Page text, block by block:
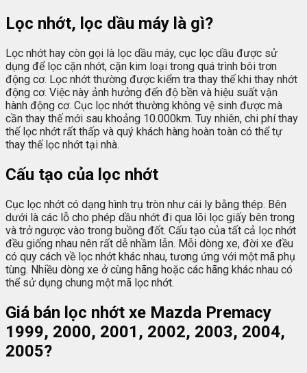
Lọc nhớt, lọc dầu máy là gì?
Lọc nhớt hay còn gọi là lọc dầu máy, cục lọc dầu được sử
dụng để lọc cặn nhớt, cặn kim loại trong quá trình bôi trơn
động cơ. Lọc nhớt thường được kiểm tra thay thế khi thay nhớt
động cơ. Việc này ảnh hưởng đến độ bền và hiệu suất vận
hành động cơ. Cục lọc nhớt thường không vệ sinh được mà
cần thay thế mới sau khoảng 10.000km. Tuy nhiên, chi phí thay
thế lọc nhớt rất thấp và quý khách hàng hoàn toàn có thể tự
thay thế lọc nhớt tại nhà.
Cấu tạo của lọc nhớt
Cục lọc nhớt có dạng hình trụ tròn như cái ly bằng thép. Bên
dưới là các lỗ cho phép dầu nhớt đi qua lõi lọc giấy bên trong
và trở ngược vào trong buồng đốt. Cấu tạo của tất cả lọc nhớt
đều giống nhau nên rất dễ nhầm lẫn. Mỗi dòng xe, đời xe đều
có quy cách về lọc nhớt khác nhau, tương ứng với một mã phụ
tùng. Nhiều dòng xe ở cùng hãng hoặc các hãng khác nhau có
thể sử dụng chung một mã lọc nhớt.
Giá bán lọc nhớt xe Mazda Premacy
1999, 2000, 2001, 2002, 2003, 2004,
2005?